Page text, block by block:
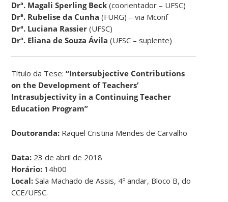
Drª. Magali Sperling Beck(coorientador – UFSC)
Drª. Rubelise da Cunha (FURG) – via Mconf
Drª. Luciana Rassier (UFSC)
Drª. Eliana de Souza Ávila(UFSC – suplente)
Título da Tese:“Intersubjective Contributions
on the Development of Teachers’
Intrasubjectivity in a Continuing Teacher
Education Program”
Doutoranda: Raquel Cristina Mendes de Carvalho
Data: 23 de abril de 2018
Horário: 14h00
Local:Sala Machado de Assis, 4º andar, Bloco B, do
CCE/UFSC.